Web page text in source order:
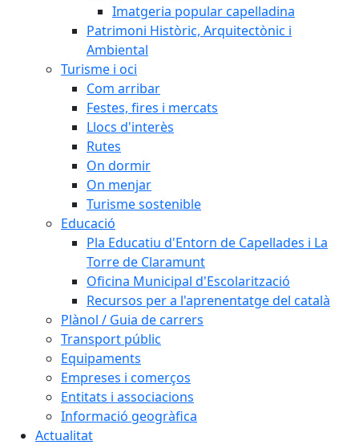
Imatgeria popular capelladina
Patrimoni Històric, Arquitectònic i
Ambiental
Turisme i oci
Com arribar
Festes, fires i mercats
Llocs d'interès
Rutes
On dormir
On menjar
Turisme sostenible
Educació
Pla Educatiu d'Entorn de Capellades i La
Torre de Claramunt
Oficina Municipal d'Escolarització
Recursos per a l'aprenentatge del català
Plànol / Guia de carrers
Transport públic
Equipaments
Empreses i comerços
Entitats i associacions
Informació geogràfica
Actualitat